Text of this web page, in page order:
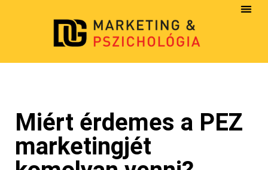
Miért érdemes a PEZ
marketingjét